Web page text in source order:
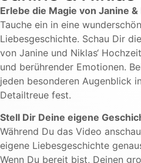
Erlebe die Magie von Janine &
Tauche ein in eine
Liebesgeschichte. Schau Dir
von Janine und Niklas‘
und berührender Emotionen.
jeden besonderen Augenblick
Detailtreue fest.
Stell Dir Deine eigene
Während Du das Video
eigene Liebesgeschichte
Wenn Du bereit bist, Deinen